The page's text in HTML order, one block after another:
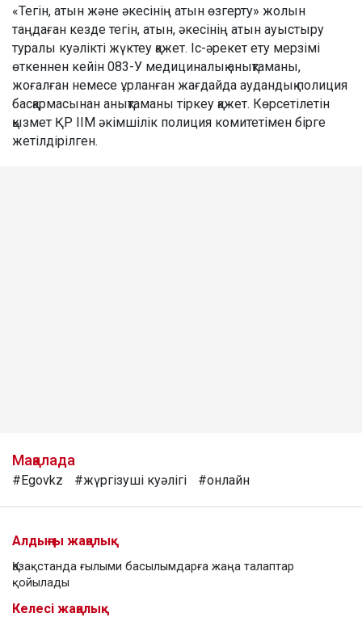
«Тегін, атын және әкесінің атын өзгерту» жолын
таңдаған кезде тегін, атын, әкесінің атын ауыстыру
туралы куәлікті жүктеу қажет. Іс-әрекет ету мерзімі
өткеннен кейін 083-У медициналық анықтаманы,
жоғалған немесе ұрланған жағдайда аудандық полиция
басқармасынан анықтаманы тіркеу қажет. Көрсетілетін
қызмет ҚР ІІМ әкімшілік полиция комитетімен бірге
жетілдірілген.
Мақалада
#Egovkz #жүргізуші куәлігі #онлайн
Алдыңғы жаңалық
Қазақстанда ғылыми басылымдарға жаңа талаптар
қойылады
Келесі жаңалық